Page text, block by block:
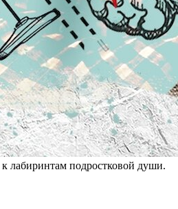
лабиринтам подростковой души.